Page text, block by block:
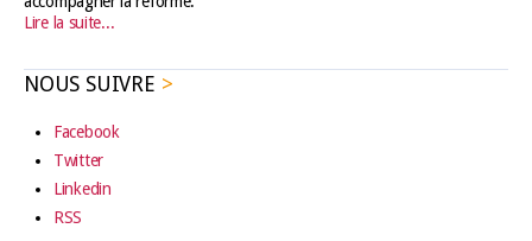
Lire la suite...
NOUS SUIVRE
Facebook
Twitter
Linkedin
RSS